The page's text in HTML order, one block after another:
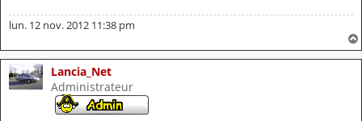
lun. 12 nov. 2012 11:38 pm
Lancia_Net
Administrateur